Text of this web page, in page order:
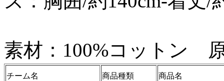
素材：100%コットン
チーム名 商品種類 商品名